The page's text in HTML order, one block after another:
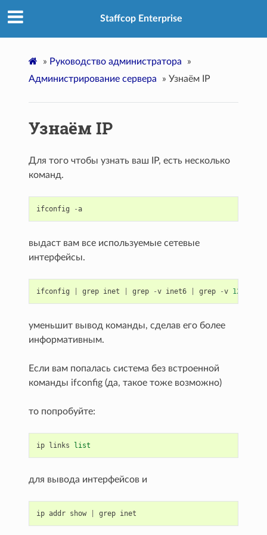
Staffcop Enterprise
» Руководство администратора
»
Администрирование сервера
» Узнаём IP
Узнаём IP
Для того чтобы узнать ваш IP, есть несколько
команд.
ifconfig -a
выдаст вам все используемые сетевые
интерфейсы.
ifconfig grep inet grep -v inet6 grep -v
уменьшит вывод команды, сделав его более
информативным.
Если вам попалась система без встроенной
команды ifconfig (да, такое тоже возможно)
то попробуйте:
ip links list
для вывода интерфейсов и
ip addr show grep inet